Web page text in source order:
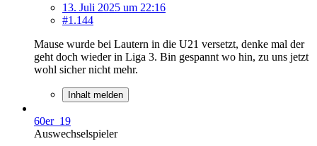
13. Juli 2025 um 22:16
#1.144
Mause wurde bei Lautern in die U21 versetzt, denke mal der
geht doch wieder in Liga 3. Bin gespannt wo hin, zu uns jetzt
wohl sicher nicht mehr.
Inhalt melden
60er_19
Auswechselspieler